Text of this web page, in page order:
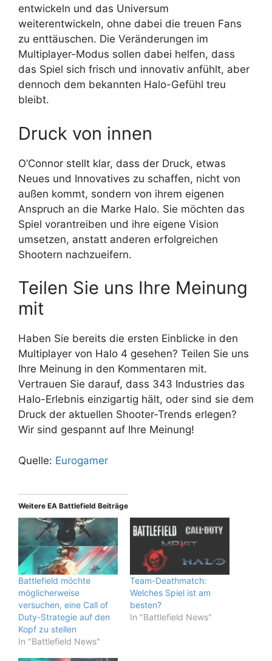
entwickeln und das Universum
weiterentwickeln, ohne dabei die treuen Fans
zu enttäuschen. Die Veränderungen im
Multiplayer-Modus sollen dabei helfen, dass
das Spiel sich frisch und innovativ anfühlt, aber
dennoch dem bekannten Halo-Gefühl treu
bleibt.
Druck von innen
O’Connor stellt klar, dass der Druck, etwas
Neues und Innovatives zu schaffen, nicht von
außen kommt, sondern von ihrem eigenen
Anspruch an die Marke Halo. Sie möchten das
Spiel vorantreiben und ihre eigene Vision
umsetzen, anstatt anderen erfolgreichen
Shootern nachzueifern.
Teilen Sie uns Ihre Meinung
mit
Haben Sie bereits die ersten Einblicke in den
Multiplayer von Halo 4 gesehen? Teilen Sie uns
Ihre Meinung in den Kommentaren mit.
Vertrauen Sie darauf, dass 343 Industries das
Halo-Erlebnis einzigartig hält, oder sind sie dem
Druck der aktuellen Shooter-Trends erlegen?
Wir sind gespannt auf Ihre Meinung!
Quelle: Eurogamer
Weitere EA Battlefield Beiträge
Battlefield möchte
möglicherweise
versuchen, eine Call of
Duty-Strategie auf den
Kopf zu stellen
In "Battlefield News"
Team-Deathmatch:
Welches Spiel ist am
besten?
In "Battlefield News"